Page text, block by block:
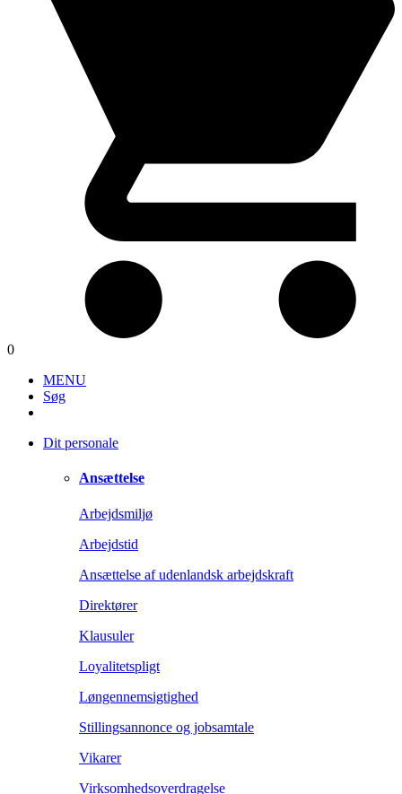
0
MENU
Søg
Dit personale
Ansættelse
Arbejdsmiljø
Arbejdstid
Ansættelse af udenlandsk arbejdskraft
Direktører
Klausuler
Loyalitetspligt
Løngennemsigtighed
Stillingsannonce og jobsamtale
Vikarer
Virksomhedsoverdragelse